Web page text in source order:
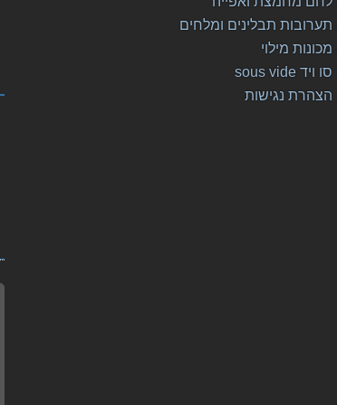
תערובות תבלינים ומלחים
מכונות מילוי
סו ויד sous vide
הצהרת נגישות